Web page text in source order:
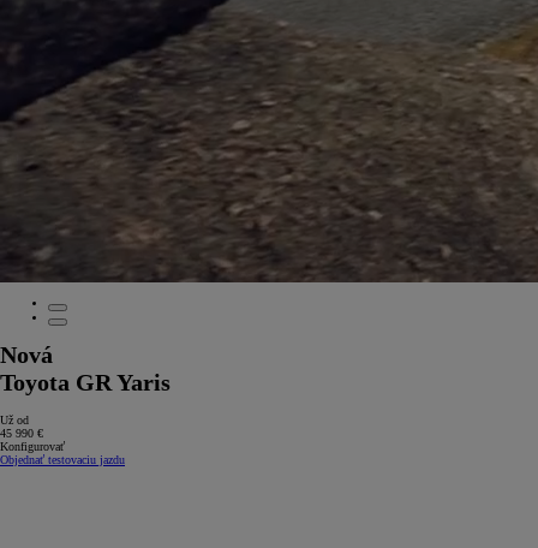
Nová
Toyota GR Yaris
Už od
45 990 €
Konfigurovať
Objednať testovaciu jazdu